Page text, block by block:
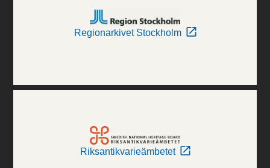
Regionarkivet Stockholm
Riksantikvarieämbetet